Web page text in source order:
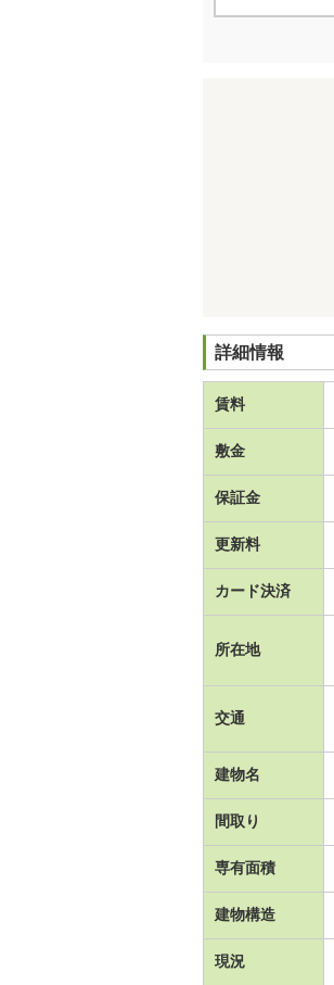
詳細情報
賃料
敷金
保証金
更新料
カード決済
所在地
交通
建物名
間取り
専有面積
建物構造
現況